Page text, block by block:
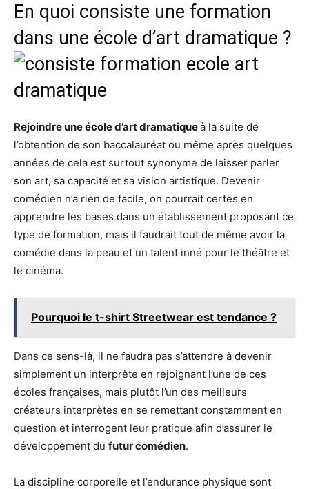
En quoi consiste une formation
dans une école d’art dramatique ?
Rejoindre une école d’art dramatiqueà la suite de
l’obtention de son baccalauréat ou même après quelques
années de cela est surtout synonyme de laisser parler
son art, sa capacité et sa vision artistique. Devenir
comédien n’a rien de facile, on pourrait certes en
apprendre les bases dans un établissement proposant ce
type de formation, mais il faudrait tout de même avoir la
comédie dans la peau et un talent inné pour le théâtre et
le cinéma.
Pourquoi le t-shirt Streetwear est tendance ?
Dans ce sens-là, il ne faudra pas s’attendre à devenir
simplement un interprète en rejoignant l’une de ces
écoles françaises, mais plutôt l’un des meilleurs
créateurs interprètes en se remettant constamment en
question et interrogent leur pratique afin d’assurer le
développement du futur comédien.
La discipline corporelle et l’endurance physique sont